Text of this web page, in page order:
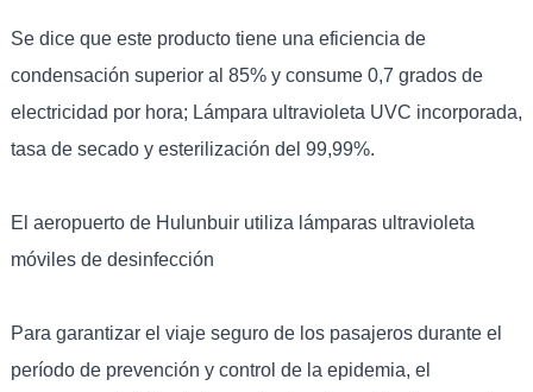
Se dice que este producto tiene una eficiencia de
condensación superior al 85% y consume 0,7 grados de
electricidad por hora; Lámpara ultravioleta UVC incorporada,
tasa de secado y esterilización del 99,99%.
El aeropuerto de Hulunbuir utiliza lámparas ultravioleta
móviles de desinfección
Para garantizar el viaje seguro de los pasajeros durante el
período de prevención y control de la epidemia, el